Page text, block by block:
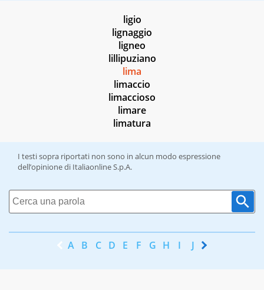
ligio
lignaggio
ligneo
lillipuziano
lima
limaccio
limaccioso
limare
limatura
I testi sopra riportati non sono in alcun modo espressione
dell’opinione di Italiaonline S.p.A.
A B C D E F G H I J K